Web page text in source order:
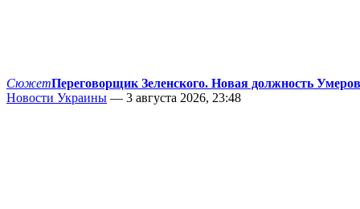
СюжетПереговорщик Зеленского. Новая должность
Новости Украины — 3 августа 2026, 23:48